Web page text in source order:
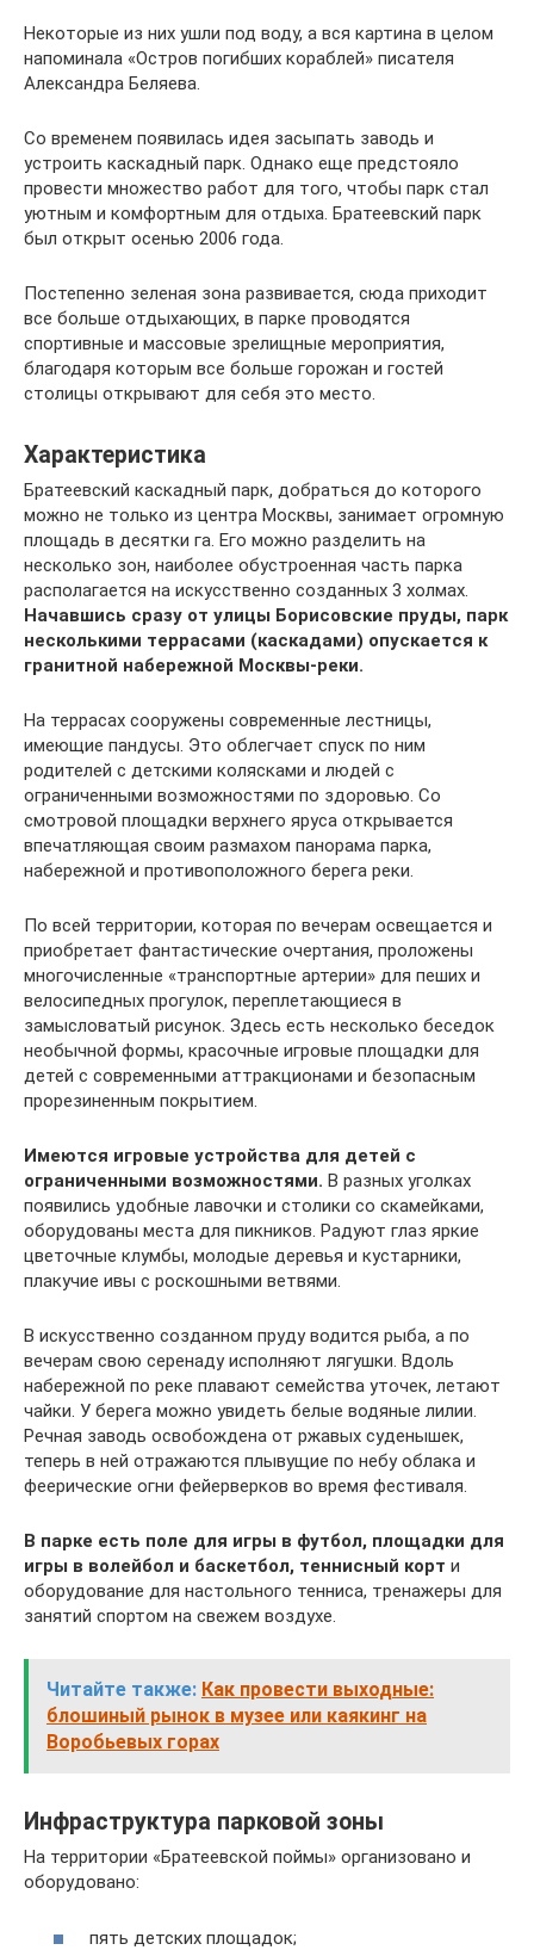
Некоторые из них ушли под воду, а вся картина в целом
напоминала «Остров погибших кораблей» писателя
Александра Беляева.
Со временем появилась идея засыпать заводь и
устроить каскадный парк. Однако еще предстояло
провести множество работ для того, чтобы парк стал
уютным и комфортным для отдыха. Братеевский парк
был открыт осенью 2006 года.
Постепенно зеленая зона развивается, сюда приходит
все больше отдыхающих, в парке проводятся
спортивные и массовые зрелищные мероприятия,
благодаря которым все больше горожан и гостей
столицы открывают для себя это место.
Характеристика
Братеевский каскадный парк, добраться до которого
можно не только из центра Москвы, занимает огромную
площадь в десятки га. Его можно разделить на
несколько зон, наиболее обустроенная часть парка
располагается на искусственно созданных 3 холмах.
Начавшись сразу от улицы Борисовские пруды, парк
несколькими террасами (каскадами) опускается к
гранитной набережной Москвы-реки.
На террасах сооружены современные лестницы,
имеющие пандусы. Это облегчает спуск по ним
родителей с детскими колясками и людей с
ограниченными возможностями по здоровью. Со
смотровой площадки верхнего яруса открывается
впечатляющая своим размахом панорама парка,
набережной и противоположного берега реки.
По всей территории, которая по вечерам освещается и
приобретает фантастические очертания, проложены
многочисленные «транспортные артерии» для пеших и
велосипедных прогулок, переплетающиеся в
замысловатый рисунок. Здесь есть несколько беседок
необычной формы, красочные игровые площадки для
детей с современными аттракционами и безопасным
прорезиненным покрытием.
Имеются игровые устройства для детей с
ограниченными возможностями. В разных уголках
появились удобные лавочки и столики со скамейками,
оборудованы места для пикников. Радуют глаз яркие
цветочные клумбы, молодые деревья и кустарники,
плакучие ивы с роскошными ветвями.
В искусственно созданном пруду водится рыба, а по
вечерам свою серенаду исполняют лягушки. Вдоль
набережной по реке плавают семейства уточек, летают
чайки. У берега можно увидеть белые водяные лилии.
Речная заводь освобождена от ржавых суденышек,
теперь в ней отражаются плывущие по небу облака и
феерические огни фейерверков во время фестиваля.
В парке есть поле для игры в футбол, площадки для
игры в волейбол и баскетбол, теннисный корт и
оборудование для настольного тенниса, тренажеры для
занятий спортом на свежем воздухе.
Читайте также: Как провести выходные:
блошиный рынок в музее или каякинг на
Воробьевых горах
Инфраструктура парковой зоны
На территории «Братеевской поймы» организовано и
оборудовано:
пять детских площадок;